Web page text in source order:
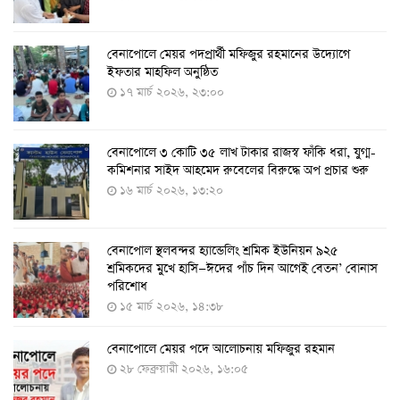
দেশেই তৈরি হলো করোনা পরীক্ষার কিট, সময় লাগবে ৪-৫
ঘণ্টা
৭ আগস্ট ২০২২, ১৪:০৩
১১ আগস্ট থেকে পরীক্ষামূলকভাবে শুরু শিশুদের করোনা টিকা
দেওয়া
৭ আগস্ট ২০২২, ১৩:৫৩
করোনায় ৫ জনের মৃত্যু, শনাক্ত ৬২৬
২৭ জুলাই ২০২২, ১৭:৩৮
দেশে করোনায় শনাক্তের সংখ্যা ২০ লাখ ছাড়াল
২১ জুলাই ২০২২, ১৭:৫৪
বেনাপোলে মেয়র পদপ্রার্থী মফিজুর রহমানের উদ্যোগে
ইফতার মাহফিল অনুষ্ঠিত
১৭ মার্চ ২০২৬, ২৩:০০
বেনাপোলে ৩ কোটি ৩৫ লাখ টাকার রাজস্ব ফাঁকি ধরা, যুগ্ম-
কমিশনার সাইদ আহমেদ রুবেলের বিরুদ্ধে অপ প্রচার শুরু
১৬ মার্চ ২০২৬, ১৩:২০
বেনাপোল স্থলবন্দর হ্যান্ডেলিং শ্রমিক ইউনিয়ন ৯২৫
শ্রমিকদের মুখে হাসি—ঈদের পাঁচ দিন আগেই বেতন’ বোনাস
পরিশোধ
১৫ মার্চ ২০২৬, ১৪:৩৮
বেনাপোলে মেয়র পদে আলোচনায় মফিজুর রহমান
২৮ ফেব্রুয়ারী ২০২৬, ১৬:০৫